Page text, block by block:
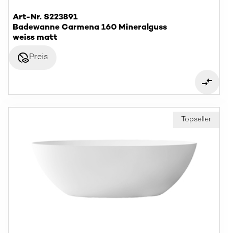
Art-Nr. S223891
Badewanne Carmena 160 Mineralguss
weiss matt
disabled_visiblePreis
Topseller